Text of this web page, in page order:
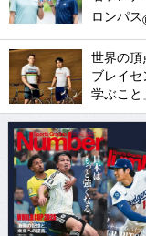
ロンパス
世界の頂
ブレイセ
学ぶこと